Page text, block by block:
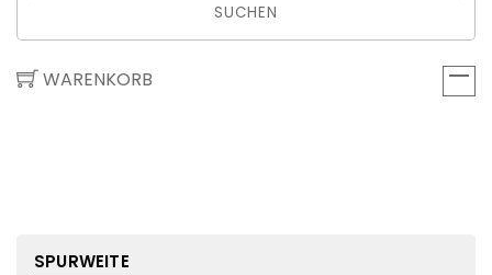
SUCHEN
WARENKORB
SPURWEITE